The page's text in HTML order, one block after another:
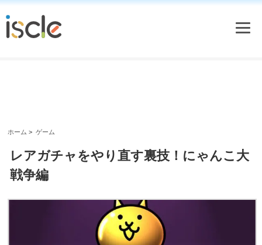
ホーム > ゲーム
レアガチャをやり直す裏技！にゃんこ大
戦争編